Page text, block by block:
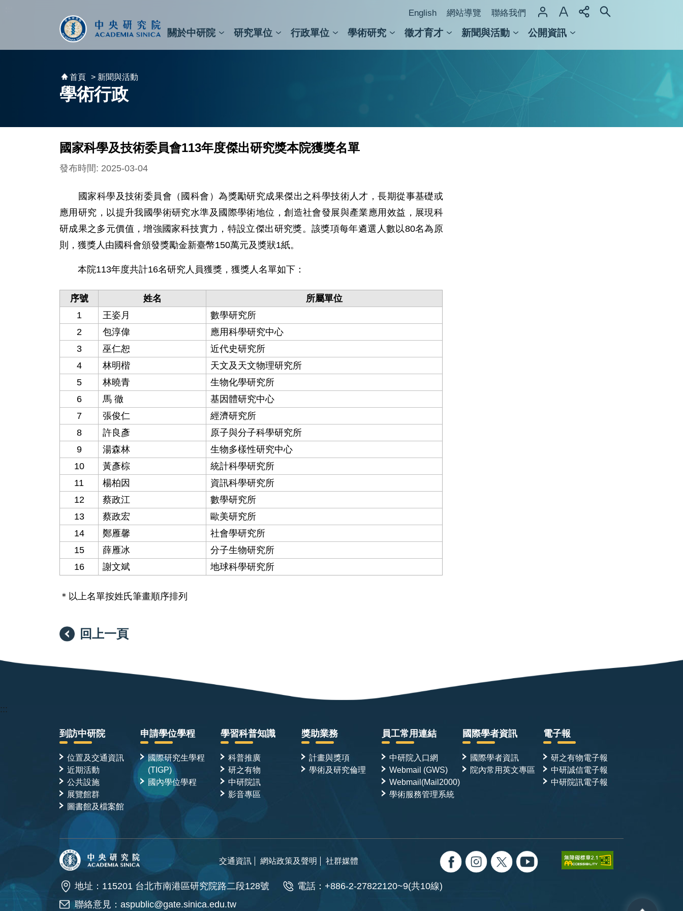
English 網站導覽 聯絡我們
關於中研院 研究單位 行政單位 學術研究 徵才育才 新聞與活動 公開資訊
首頁 > 新聞與活動
學術行政
國家科學及技術委員會113年度傑出研究獎本院獲獎名單
發布時間: 2025-03-04
國家科學及技術委員會（國科會）為獎勵研究成果傑出之科學技術人才，長期從事基礎或
應用研究，以提升我國學術研究水準及國際學術地位，創造社會發展與產業應用效益，展現科
研成果之多元價值，增強國家科技實力，特設立傑出研究獎。該獎項每年遴選人數以80名為原
則，獲獎人由國科會頒發獎勵金新臺幣150萬元及獎狀1紙。
本院113年度共計16名研究人員獲獎，獲獎人名單如下：
序號 姓名
所屬單位
1
王姿月
數學研究所
2
包淳偉
應用科學研究中心
3
巫仁恕
近代史研究所
4
林明楷
天文及天文物理研究所
5
林曉青
生物化學研究所
6
馬 徹
基因體研究中心
7
張俊仁
經濟研究所
8
許良彥
原子與分子科學研究所
9
湯森林
生物多樣性研究中心
10
黃彥棕
統計科學研究所
11
楊柏因
資訊科學研究所
12
蔡政江
數學研究所
13
蔡政宏
歐美研究所
14
鄭雁馨
社會學研究所
15
薛雁冰
分子生物研究所
16
謝文斌 地球科學研究所
＊以上名單按姓氏筆畫順序排列
回上一頁
:::
到訪中研院
位置及交通資訊
近期活動
公共設施
展覽館群
圖書館及檔案館
申請學位學程
國際研究生學程
(TIGP)
國內學位學程
學習科普知識
科普推廣
研之有物
中研院訊
影音專區
獎助業務
計畫與獎項
學術及研究倫理
員工常用連結
中研院入口網
Webmail (GWS)
Webmail(Mail2000)
學術服務管理系統
國際學者資訊
國際學者資訊
院內常用英文專區
電子報
研之有物電子報
中研誠信電子報
中研院訊電子報
交通資訊 網站政策及聲明 社群媒體
地址：115201 台北市南港區研究院路二段128號
電話：+886-2-27822120~9(共10線)
聯絡意見： aspublic@gate.sinica.edu.tw